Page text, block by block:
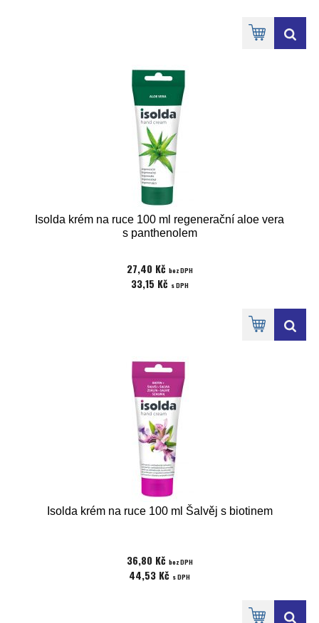
Isolda krém na ruce 100 ml regenerační aloe vera
s panthenolem
27,40 Kč bez DPH
33,15 Kč s DPH
Isolda krém na ruce 100 ml Šalvěj s biotinem
36,80 Kč bez DPH
44,53 Kč s DPH